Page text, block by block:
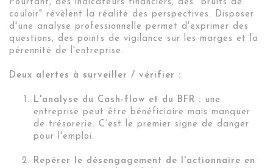
Pourtant, des indicateurs financiers, des "bruits de
couloir" révèlent la réalité des perspectives. Disposer
d'une analyse professionnelle permet d'exprimer des
questions, des points de vigilance sur les marges et la
pérennité de l'entreprise.
Deux alertes à surveiller / vérifier :
L'analyse du Cash-flow et du BFR : une
entreprise peut être bénéficiaire mais manquer
de trésorerie. C’est le premier signe de danger
pour l'emploi.
Repérer le désengagement de l'actionnaire en